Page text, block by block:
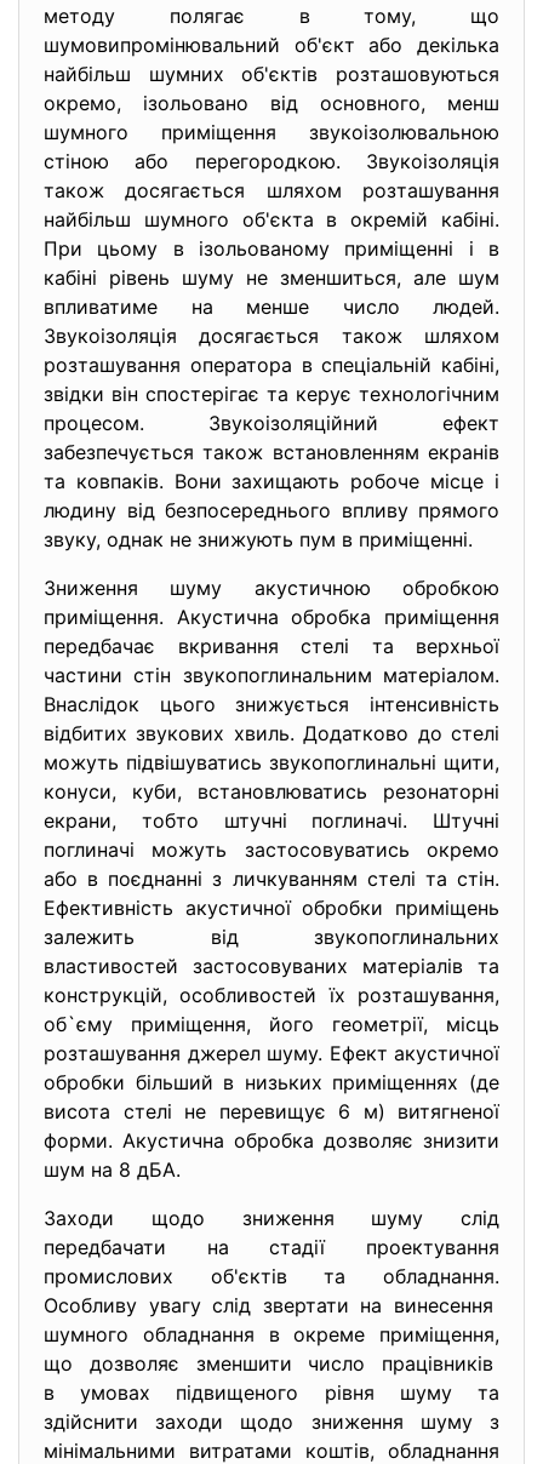
методу полягає в тому, що
шумовипромінювальний об'єкт або декілька
найбільш шумних об'єктів розташовуються
окремо, ізольовано від основного, менш
шумного приміщення звукоізолювальною
стіною або перегородкою. Звукоізоляція
також досягається шляхом розташування
найбільш шумного об'єкта в окремій кабіні.
При цьому в ізольованому приміщенні і в
кабіні рівень шуму не зменшиться, але шум
впливатиме на менше число людей.
Звукоізоляція досягається також шляхом
розташування оператора в спеціальній кабіні,
звідки він спостерігає та керує технологічним
процесом. Звукоізоляційний ефект
забезпечується також встановленням екранів
та ковпаків. Вони захищають робоче місце і
людину від безпосереднього впливу прямого
звуку, однак не знижують пум в приміщенні.
Зниження шуму акустичною обробкою
приміщення. Акустична обробка приміщення
передбачає вкривання стелі та верхньої
частини стін звукопоглинальним матеріалом.
Внаслідок цього знижується інтенсивність
відбитих звукових хвиль. Додатково до стелі
можуть підвішуватись звукопоглинальні щити,
конуси, куби, встановлюватись резонаторні
екрани, тобто штучні поглиначі. Штучні
поглиначі можуть застосовуватись окремо
або в поєднанні з личкуванням стелі та стін.
Ефективність акустичної обробки приміщень
залежить від звукопоглинальних
властивостей застосовуваних матеріалів та
конструкцій, особливостей їх розташування,
об`єму приміщення, його геометрії, місць
розташування джерел шуму. Ефект акустичної
обробки більший в низьких приміщеннях (де
висота стелі не перевищує 6 м) витягненої
форми. Акустична обробка дозволяє знизити
шум на 8 дБА.
Заходи щодо зниження шуму слід
передбачати на стадії проектування
промислових об'єктів та обладнання.
Особливу увагу слід звертати на винесення
шумного обладнання в окреме приміщення,
що дозволяє зменшити число працівників
в умовах підвищеного рівня шуму та
здійснити заходи щодо зниження шуму з
мінімальними витратами коштів, обладнання